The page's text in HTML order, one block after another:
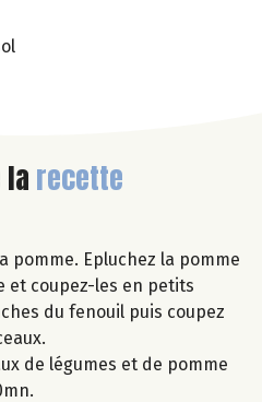
larecette
pomme. Epluchez la pomme
et coupez-les en petits
du fenouil puis coupez
de légumes et de pomme